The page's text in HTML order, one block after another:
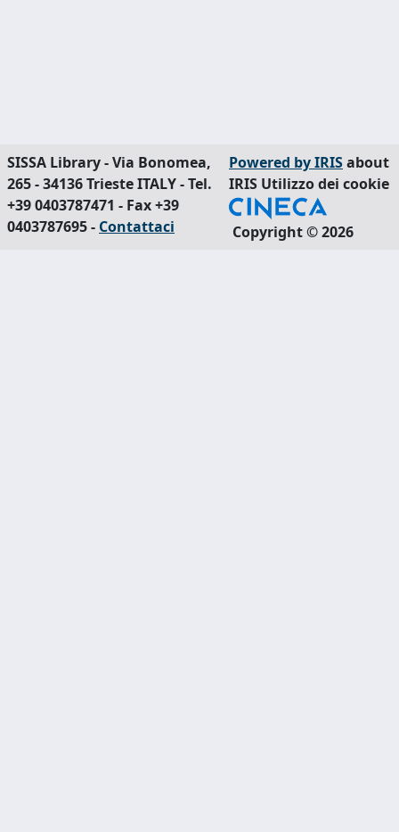
SISSA Library - Via Bonomea,
265 - 34136 Trieste ITALY - Tel.
+39 0403787471 - Fax +39
0403787695 - Contattaci
Powered by IRISabout
IRIS Utilizzo dei cookie
Copyright © 2026